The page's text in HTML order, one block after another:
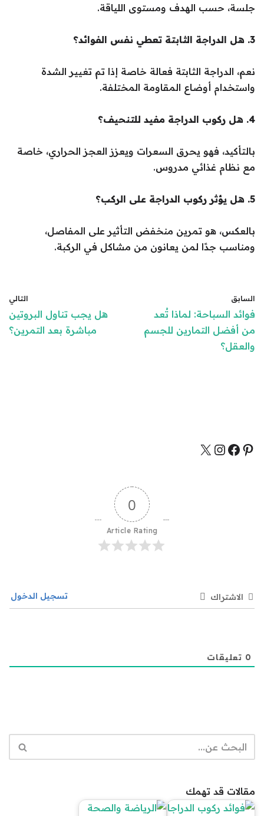
جلسة، حسب الهدف ومستوى اللياقة.
3. هل الدراجة الثابتة تعطي نفس الفوائد؟
نعم، الدراجة الثابتة فعالة خاصة إذا تم تغيير الشدة
واستخدام أوضاع المقاومة المختلفة.
4. هل ركوب الدراجة مفيد للتنحيف؟
بالتأكيد، فهو يحرق السعرات ويعزز العجز الحراري، خاصة
مع نظام غذائي مدروس.
5. هل يؤثر ركوب الدراجة على الركب؟
بالعكس، هو تمرين منخفض التأثير على المفاصل،
ومناسب جدًا لمن يعانون من مشاكل في الركبة.
السابق
فوائد السباحة: لماذا تُعد
من أفضل التمارين للجسم
والعقل؟
التالي
هل يجب تناول البروتين
مباشرة بعد التمرين؟
0
Article Rating
الاشتراك تسجيل الدخول
0 تعليقات
مقالات قد تهمك